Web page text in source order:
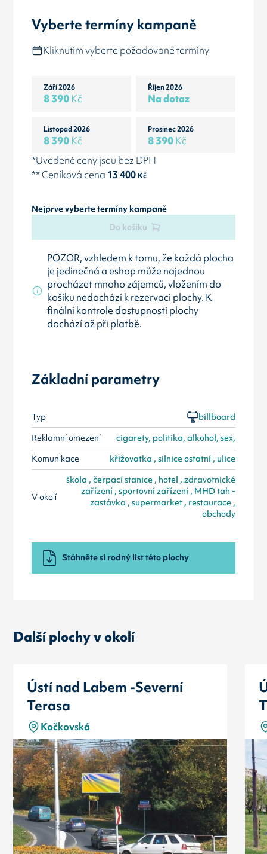
Vyberte termíny kampaně
Kliknutím vyberte požadované termíny
Září 2026
8 390Kč
Říjen 2026
Na dotaz
Listopad 2026
8 390Kč
Prosinec 2026
8 390Kč
*Uvedené ceny jsou bez DPH
** Ceníková cena 13 400Kč
Nejprve vyberte termíny kampaně
Do košíku
POZOR, vzhledem k tomu, že každá plocha
je jedinečná a eshop může najednou
procházet mnoho zájemců, vložením do
košíku nedochází k rezervaci plochy. K
finální kontrole dostupnosti plochy
dochází až při platbě.
Základní parametry
Typ
billboard
Reklamní omezení
cigarety, politika, alkohol, sex,
Komunikace
křižovatka , silnice ostatní , ulice
V okolí
škola , čerpací stanice , hotel , zdravotnické
zařízení , sportovní zařízení , MHD tah -
zastávka , supermarket , restaurace ,
obchody
Stáhněte si rodný list této plochy
Další plochy v okolí
Ústí nad Labem -Severní
Terasa
Kočkovská